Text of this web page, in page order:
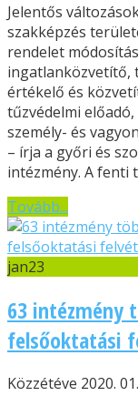
Jelentős
szakképzés
rendelet
ingatlanközvetítő,
értékelő és
tűzvédelmi
személy- és
– írja a győri és
intézmény. A fenti
Tovább...
jan23
63 intézmény
felsőoktatási
Közzétéve 2020.